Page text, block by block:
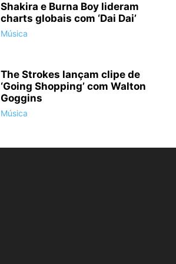
Shakira e Burna Boy lideram
charts globais com ‘Dai Dai’
Música
The Strokes lançam clipe de
‘Going Shopping’ com Walton
Goggins
Música